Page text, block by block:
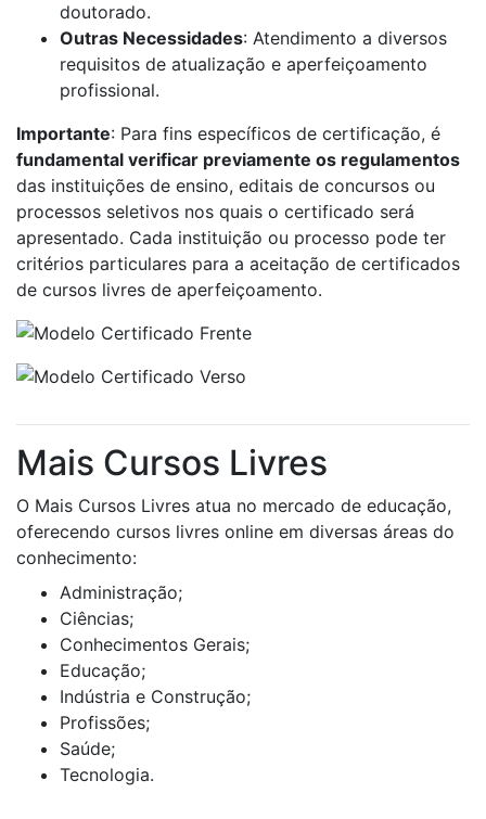
doutorado.
Outras Necessidades: Atendimento a diversos
requisitos de atualização e aperfeiçoamento
profissional.
Importante: Para fins específicos de certificação, é
fundamental verificar previamente os regulamentos
das instituições de ensino, editais de concursos ou
processos seletivos nos quais o certificado será
apresentado. Cada instituição ou processo pode ter
critérios particulares para a aceitação de certificados
de cursos livres de aperfeiçoamento.
Mais Cursos Livres
O Mais Cursos Livres atua no mercado de educação,
oferecendo cursos livres online em diversas áreas do
conhecimento:
Administração;
Ciências;
Conhecimentos Gerais;
Educação;
Indústria e Construção;
Profissões;
Saúde;
Tecnologia.